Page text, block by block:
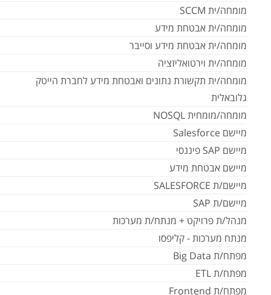
מומחה/ית SCCM
מומחה/ית אבטחת מידע
מומחה/ית אבטחת מידע וסייבר
מומחה/ית וירטואליזציה
מומחה/ית תקשורת נתונים ואבטחת מידע לחברת הייטק
גלובאלית
מומחה/מומחית NOSQL
מיישם Salesforce
מיישם SAP פיננסי
מיישם אבטחת מידע
מיישם/ת SALESFORCE
מיישם/ת SAP
מנהל/ת פרויקט + מנתח/ת מערכות
מנתח מערכות - קליפסו
מפתח/ת Big Data
מפתח/ת ETL
מפתח/ת Frontend